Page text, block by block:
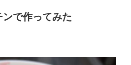
で作ってみた